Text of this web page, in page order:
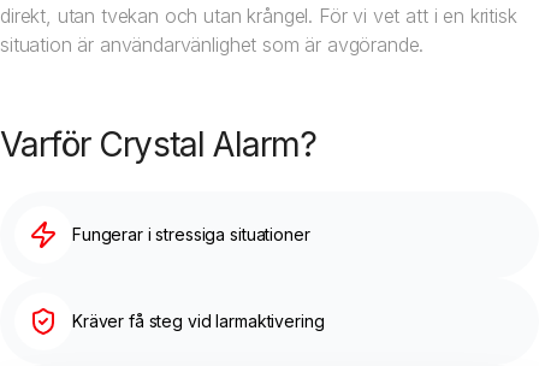
direkt, utan tvekan och utan krångel. För vi vet att i en kritisk
situation är användarvänlighet som är avgörande.
Varför Crystal Alarm?
Fungerar i stressiga situationer
Kräver få steg vid larmaktivering